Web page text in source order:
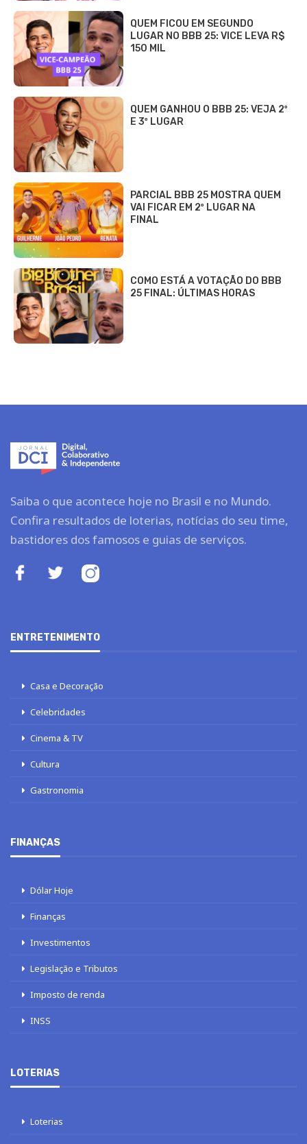
QUEM FICOU EM SEGUNDO
LUGAR NO BBB 25: VICE LEVA R$
150 MIL
QUEM GANHOU O BBB 25: VEJA 2º
E 3º LUGAR
PARCIAL BBB 25 MOSTRA QUEM
VAI FICAR EM 2º LUGAR NA
FINAL
COMO ESTÁ A VOTAÇÃO DO BBB
25 FINAL: ÚLTIMAS HORAS
Saiba o que acontece hoje no Brasil e no Mundo.
Confira resultados de loterias, notícias do seu time,
bastidores dos famosos e guias de serviços.
ENTRETENIMENTO
Casa e Decoração
Celebridades
Cinema & TV
Cultura
Gastronomia
FINANÇAS
Dólar Hoje
Finanças
Investimentos
Legislação e Tributos
Imposto de renda
INSS
LOTERIAS
Loterias